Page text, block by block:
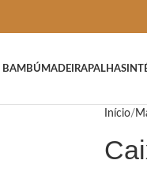
BAMBÚ MADEIRAPALHA
Início